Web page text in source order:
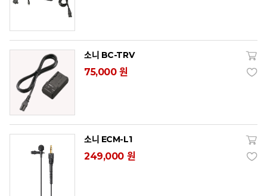
소니 BC-TRV
75,000 원
소니 ECM-L1
249,000 원